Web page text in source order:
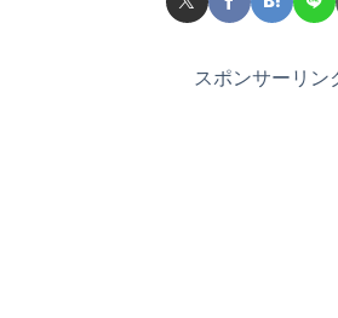
スポンサーリン